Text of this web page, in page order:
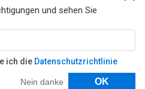
und sehen Sie
ich die Datenschutzrichtlinie
Nein danke OK
Filter